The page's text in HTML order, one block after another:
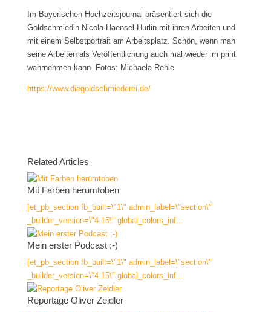
Im Bayerischen Hochzeitsjournal präsentiert sich die
Goldschmiedin Nicola Haensel-Hurlin mit ihren Arbeiten und
mit einem Selbstportrait am Arbeitsplatz. Schön, wenn man
seine Arbeiten als Veröffentlichung auch mal wieder im print
wahrnehmen kann. Fotos: Michaela Rehle
https://www.diegoldschmiederei.de/
Related Articles
Mit Farben herumtoben
[et_pb_section fb_built=\"1\" admin_label=\"section\"
_builder_version=\"4.15\" global_colors_inf...
Mein erster Podcast ;-)
[et_pb_section fb_built=\"1\" admin_label=\"section\"
_builder_version=\"4.15\" global_colors_inf...
Reportage Oliver Zeidler